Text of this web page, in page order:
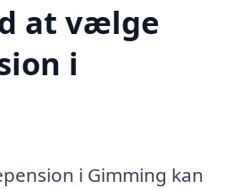
at vælge
i
i Gimming kan